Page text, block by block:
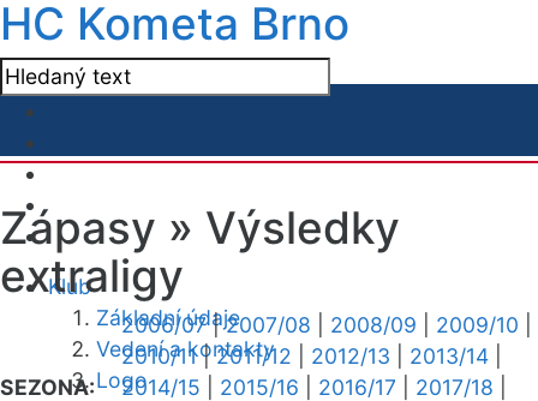
HC Kometa Brno
Klub
Základní údaje
Vedení a kontakty
Logo
Zápasy » Výsledky
extraligy
SEZONA:
2006/07|2007/08 2008/09 2009/10
2010/11|2011/12 2012/13 2013/14
2014/15
2015/16 2016/17 2017/18